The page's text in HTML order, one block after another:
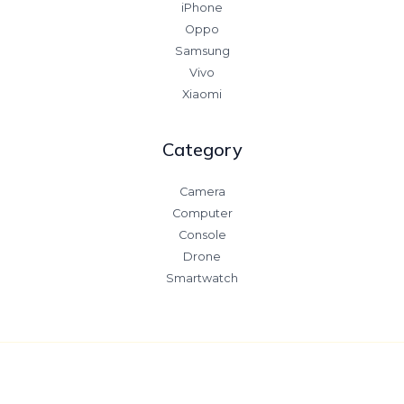
iPhone
Oppo
Samsung
Vivo
Xiaomi
Category
Camera
Computer
Console
Drone
Smartwatch